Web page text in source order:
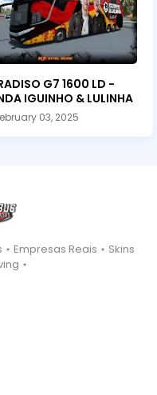
G7 1600 LD -
IGUINHO & LULINHA
03, 2025
⋆ Empresas Reais ⋆ Skins
⋆